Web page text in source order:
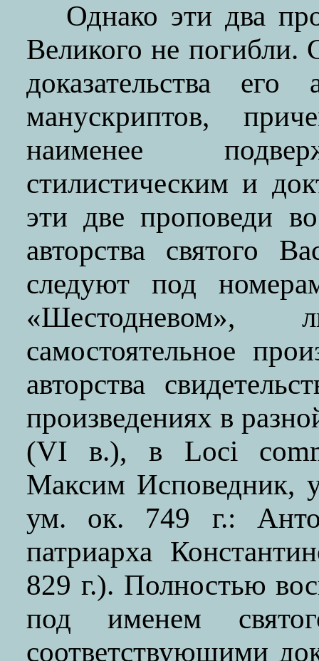
Однако эти два
Великого не погибли.
доказательства
манускриптов,
наименее
стилистическим и
эти две проповеди
авторства святого
следуют под
самостоятельное
авторства
произведениях в
(VI в.), в Loci
Максим Исповедник,
ум. ок. 749 г.:
патриарха
829 г.). Полностью
под именем
соответствующими